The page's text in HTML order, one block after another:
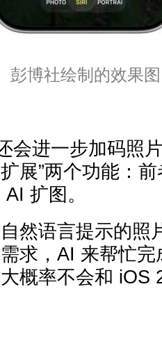
彭博社绘制的效果图
会进一步加码照
扩展”两个功能：
扩图。
然语言提示的照
求，AI 来帮忙
概率不会和 iOS